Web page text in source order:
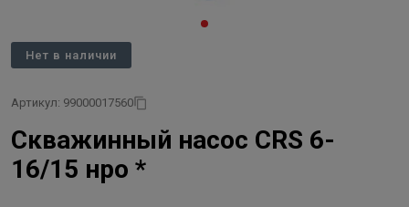
Нет в наличии
Артикул: 99000017560
Скважинный насос CRS 6-
16/15 нро *